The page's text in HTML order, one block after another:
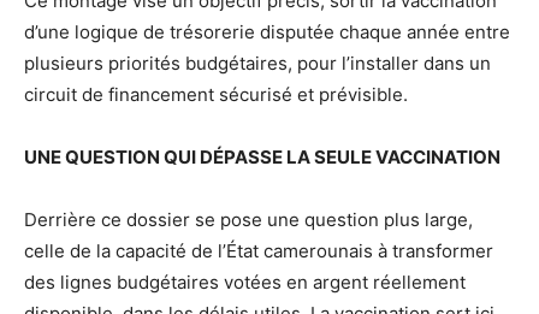
d’une logique de trésorerie disputée chaque année entre
plusieurs priorités budgétaires, pour l’installer dans un
circuit de financement sécurisé et prévisible.
UNE QUESTION QUI DÉPASSE LA SEULE VACCINATION
Derrière ce dossier se pose une question plus large,
celle de la capacité de l’État camerounais à transformer
des lignes budgétaires votées en argent réellement